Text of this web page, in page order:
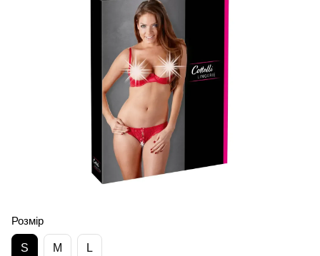
Розмір
S M L